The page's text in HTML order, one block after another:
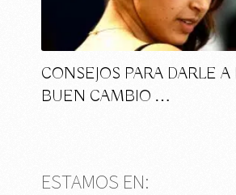
CONSEJOS PARA DARLE
BUEN CAMBIO …
ESTAMOS EN: